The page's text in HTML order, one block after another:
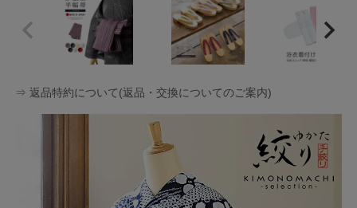
⇒ 返品特約について(返品・交換についてのご案内)